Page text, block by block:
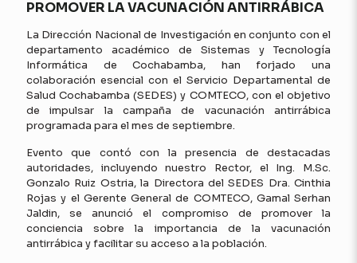
PROMOVER LA VACUNACIÓN ANTIRRÁBICA
La Dirección Nacional de Investigación en conjunto con el
departamento académico de Sistemas y Tecnología
Informática de Cochabamba, han forjado una
colaboración esencial con el Servicio Departamental de
Salud Cochabamba (SEDES) y COMTECO, con el objetivo
de impulsar la campaña de vacunación antirrábica
programada para el mes de septiembre.
Evento que contó con la presencia de destacadas
autoridades, incluyendo nuestro Rector, el Ing. M.Sc.
Gonzalo Ruiz Ostria, la Directora del SEDES Dra. Cinthia
Rojas y el Gerente General de COMTECO, Gamal Serhan
Jaldin, se anunció el compromiso de promover la
conciencia sobre la importancia de la vacunación
antirrábica y facilitar su acceso a la población.